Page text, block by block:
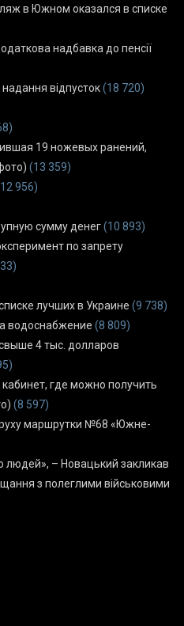
в Южном оказался в списке
надбавка до пенсії
надання відпусток(18 720)
19 ножевых ранений,
(13 359)
956)
сумму денег(10 893)
по запрету
лучших в Украине (9 738)
водоснабжение (8 809)
4 тыс. долларов
где можно получить
(8 597)
маршрутки №68 «Южне-
людей», – Новацький закликав
з полеглими військовими